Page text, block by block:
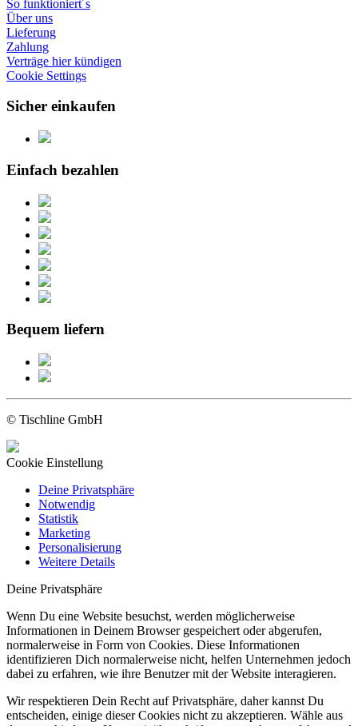
So funktioniert´s
Über uns
Lieferung
Zahlung
Verträge hier kündigen
Cookie Settings
Sicher einkaufen
Einfach bezahlen
Bequem liefern
© Tischline GmbH
Cookie Einstellung
Deine Privatsphäre
Notwendig
Statistik
Marketing
Personalisierung
Weitere Details
Deine Privatsphäre
Wenn Du eine Website besuchst, werden möglicherweise
Informationen in Deinem Browser gespeichert oder abgerufen,
normalerweise in Form von Cookies. Diese Informationen
identifizieren Dich normalerweise nicht, helfen Unternehmen jedoch
dabei zu erfahren, wie ihre Benutzer mit der Website interagieren.
Wir respektieren Dein Recht auf Privatsphäre, daher kannst Du
entscheiden, einige dieser Cookies nicht zu akzeptieren. Wähle aus